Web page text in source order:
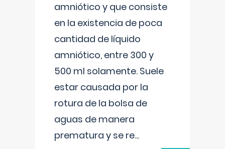
amniótico y que consiste
en la existencia de poca
cantidad de líquido
amniótico, entre 300 y
500 ml solamente. Suele
estar causada por la
rotura de la bolsa de
aguas de manera
prematura y se re...